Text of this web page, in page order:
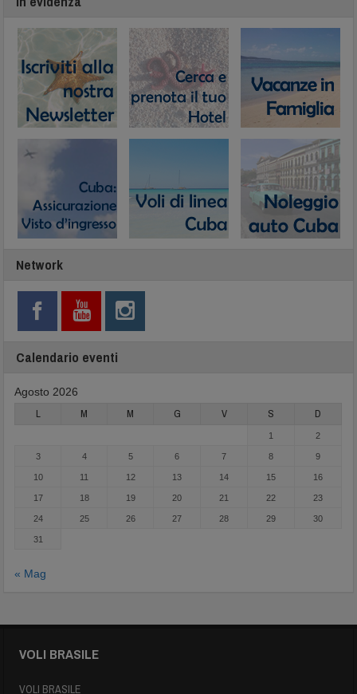
Network
Calendario eventi
Agosto 2026
L M M G V S D
1 2
3 4 5 6 7 8 9
10 11 12 13 14 15 16
17 18 19 20 21 22 23
24 25 26 27 28 29 30
31
« Mag
VOLI BRASILE
VOLI BRASILE